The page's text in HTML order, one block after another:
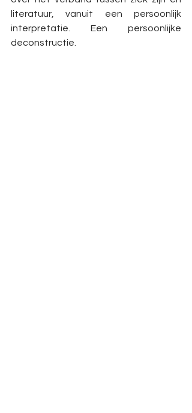
literatuur, vanuit een persoonlijk
interpretatie. Een persoonlijke
deconstructie.